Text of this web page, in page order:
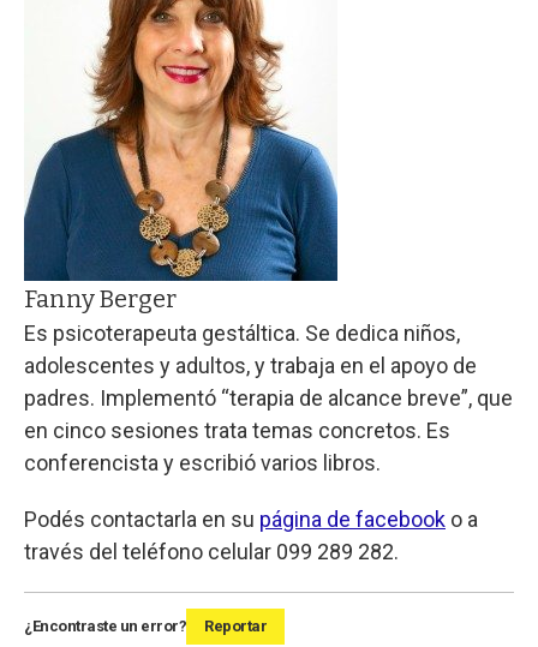
Fanny Berger
Es psicoterapeuta gestáltica. Se dedica niños,
adolescentes y adultos, y trabaja en el apoyo de
padres. Implementó “terapia de alcance breve”, que
en cinco sesiones trata temas concretos. Es
conferencista y escribió varios libros.
Podés contactarla en su página de facebook o a
través del teléfono celular 099 289 282.
¿Encontraste un error? Reportar